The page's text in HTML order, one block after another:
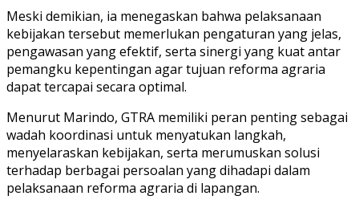
Meski demikian, ia menegaskan bahwa pelaksanaan
kebijakan tersebut memerlukan pengaturan yang jelas,
pengawasan yang efektif, serta sinergi yang kuat antar
pemangku kepentingan agar tujuan reforma agraria
dapat tercapai secara optimal.
Menurut Marindo, GTRA memiliki peran penting sebagai
wadah koordinasi untuk menyatukan langkah,
menyelaraskan kebijakan, serta merumuskan solusi
terhadap berbagai persoalan yang dihadapi dalam
pelaksanaan reforma agraria di lapangan.